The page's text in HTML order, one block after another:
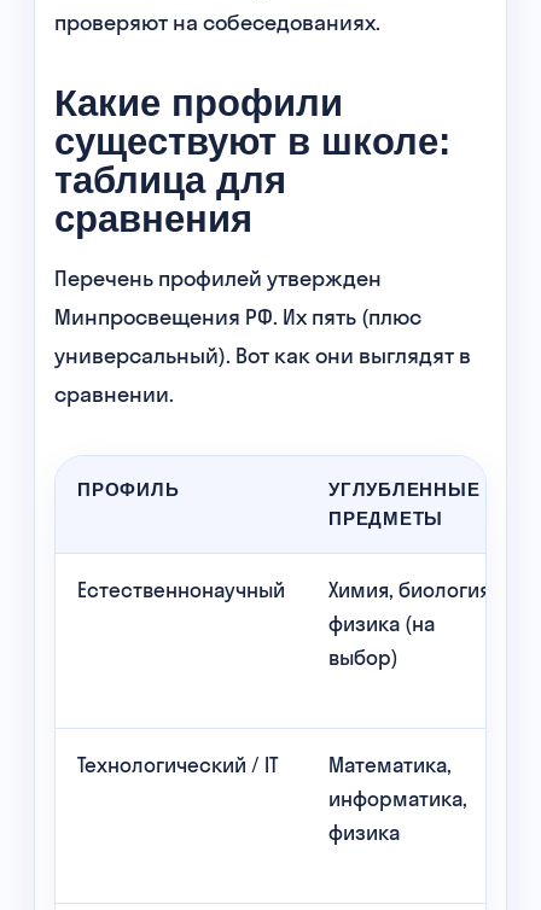
проверяют на собеседованиях.
Какие профили
существуют в школе:
таблица для
сравнения
Перечень профилей утвержден
Минпросвещения РФ. Их пять (плюс
универсальный). Вот как они выглядят в
сравнении.
ПРОФИЛЬ
УГЛУБЛЕННЫЕ
ПРЕДМЕТЫ
Естественнонаучный
Химия, биология,
физика (на
выбор)
Технологический / IT
Математика,
информатика,
физика